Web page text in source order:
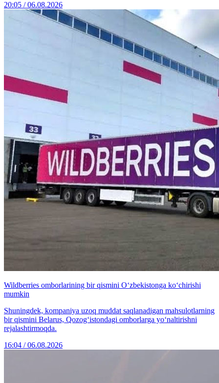
20:05 / 06.08.2026
Wildberries omborlarining bir qismini O‘zbekistonga ko‘chirishi
mumkin
Shuningdek, kompaniya uzoq muddat saqlanadigan mahsulotlarning
bir qismini Belarus, Qozog‘istondagi omborlarga yo‘naltirishni
rejalashtirmoqda.
16:04 / 06.08.2026